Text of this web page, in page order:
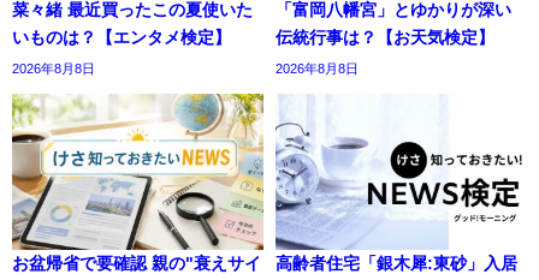
菜々緒 最近買ったこの夏使いた
いものは？【エンタメ検定】
2026年8月8日
「富岡八幡宮」とゆかりが深い
伝統行事は？【お天気検定】
2026年8月8日
お盆帰省で要確認 親の"衰えサイ
高齢者住宅「銀木犀:東砂」入居